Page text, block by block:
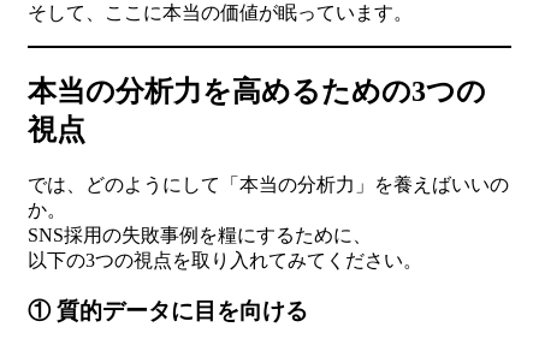
そして、ここに本当の価値が眠っています。
本当の分析力を高めるための3つの
視点
では、どのようにして「本当の分析力」を養えばいいの
か。
SNS採用の失敗事例を糧にするために、
以下の3つの視点を取り入れてみてください。
① 質的データに目を向ける